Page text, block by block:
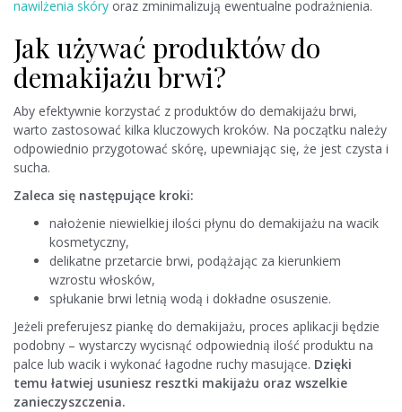
nawilżenia skóry oraz zminimalizują ewentualne podrażnienia.
Jak używać produktów do
demakijażu brwi?
Aby efektywnie korzystać z produktów do demakijażu brwi,
warto zastosować kilka kluczowych kroków. Na początku należy
odpowiednio przygotować skórę, upewniając się, że jest czysta i
sucha.
Zaleca się następujące kroki:
nałożenie niewielkiej ilości płynu do demakijażu na wacik
kosmetyczny,
delikatne przetarcie brwi, podążając za kierunkiem
wzrostu włosków,
spłukanie brwi letnią wodą i dokładne osuszenie.
Jeżeli preferujesz piankę do demakijażu, proces aplikacji będzie
podobny – wystarczy wycisnąć odpowiednią ilość produktu na
palce lub wacik i wykonać łagodne ruchy masujące. Dzięki
temu łatwiej usuniesz resztki makijażu oraz wszelkie
zanieczyszczenia.